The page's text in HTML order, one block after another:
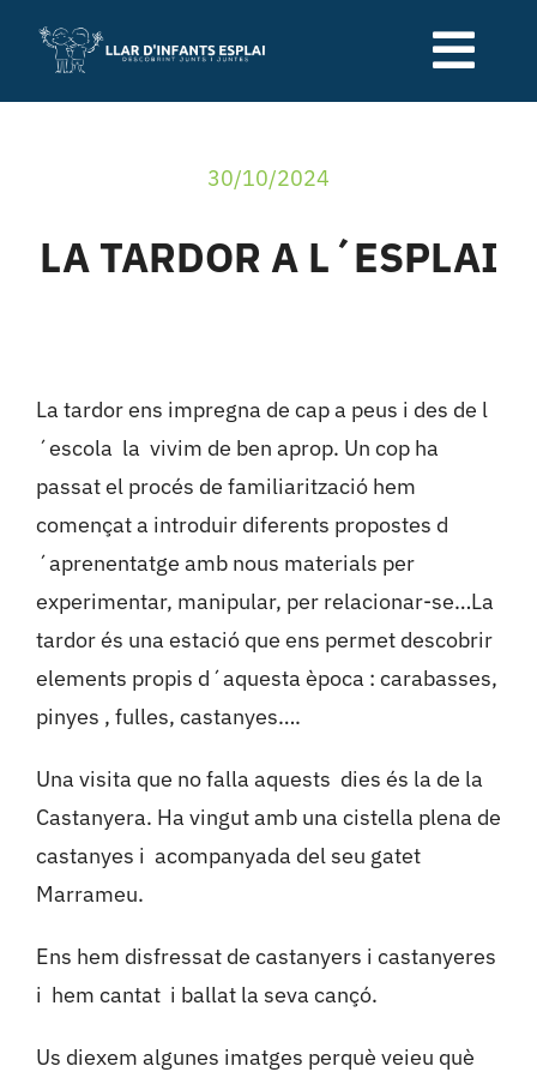
Contacte
30/10/2024
LA TARDOR A L´ESPLAI
La tardor ens impregna de cap a peus i des de l
´escola la vivim de ben aprop. Un cop ha
passat el procés de familiarització hem
començat a introduir diferents propostes d
´aprenentatge amb nous materials per
experimentar, manipular, per relacionar-se…La
tardor és una estació que ens permet descobrir
elements propis d´aquesta època : carabasses,
pinyes , fulles, castanyes….
Una visita que no falla aquests dies és la de la
Castanyera. Ha vingut amb una cistella plena de
castanyes i acompanyada del seu gatet
Marrameu.
Ens hem disfressat de castanyers i castanyeres
i hem cantat i ballat la seva cançó.
Us diexem algunes imatges perquè veieu què